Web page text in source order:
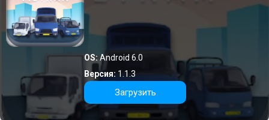
OS: Android 6.0
Версия:1.1.3
Загрузить